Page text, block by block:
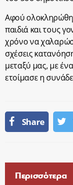
Αφού
παιδιά και τους
χρόνο να
σχέσεις
μεταξύ μας, με
ετοίμασε η
Share
Περισσότερα